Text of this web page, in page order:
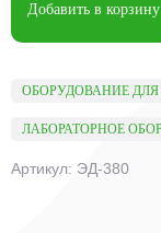
ОБОРУДОВАНИЕ
ЛАБОРАТОРНОЕ
Артикул: ЭД-380
Добавить в корзину